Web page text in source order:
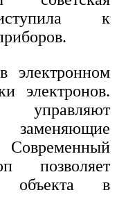
к
электронном
электронов.
позволяет
объекта в